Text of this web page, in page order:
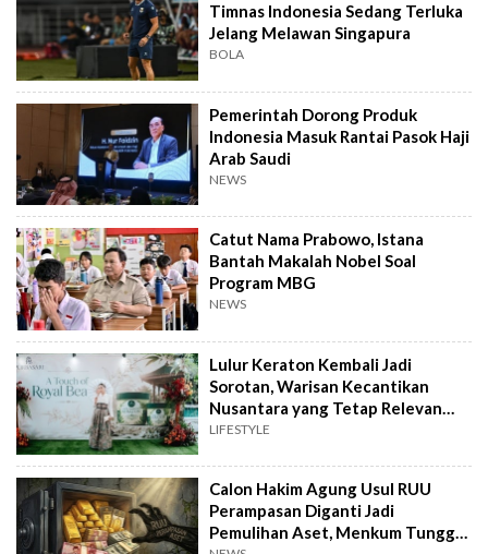
Timnas Indonesia Sedang Terluka
Jelang Melawan Singapura
BOLA
Pemerintah Dorong Produk
Indonesia Masuk Rantai Pasok Haji
Arab Saudi
NEWS
Catut Nama Prabowo, Istana
Bantah Makalah Nobel Soal
Program MBG
NEWS
Lulur Keraton Kembali Jadi
Sorotan, Warisan Kecantikan
Nusantara yang Tetap Relevan
hingga Kini
LIFESTYLE
Calon Hakim Agung Usul RUU
Perampasan Diganti Jadi
Pemulihan Aset, Menkum Tunggu